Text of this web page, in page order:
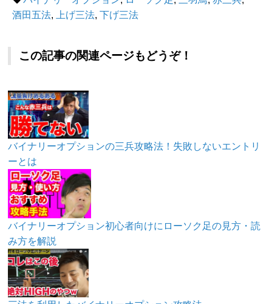
酒田五法, 上げ三法, 下げ三法
この記事の関連ページもどうぞ！
バイナリーオプションの三兵攻略法！失敗しないエントリ
ーとは
バイナリーオプション初心者向けにローソク足の見方・読
み方を解説